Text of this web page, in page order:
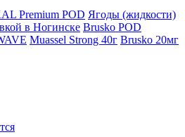
Premium POD Ягоды (жидкости)
в Ногинске Brusko POD
Muassel Strong 40г Brusko 20мг